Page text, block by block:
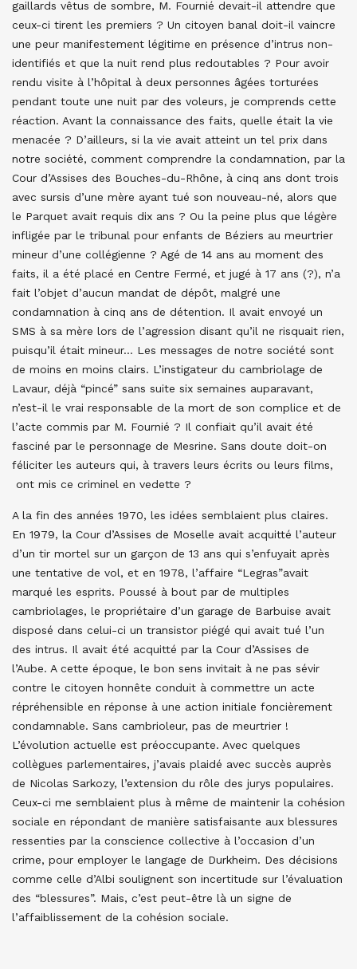
gaillards vêtus de sombre, M. Fournié devait-il attendre que
ceux-ci tirent les premiers ? Un citoyen banal doit-il vaincre
une peur manifestement légitime en présence d’intrus non-
identifiés et que la nuit rend plus redoutables ? Pour avoir
rendu visite à l’hôpital à deux personnes âgées torturées
pendant toute une nuit par des voleurs, je comprends cette
réaction. Avant la connaissance des faits, quelle était la vie
menacée ? D’ailleurs, si la vie avait atteint un tel prix dans
notre société, comment comprendre la condamnation, par la
Cour d’Assises des Bouches-du-Rhône, à cinq ans dont trois
avec sursis d’une mère ayant tué son nouveau-né, alors que
le Parquet avait requis dix ans ? Ou la peine plus que légère
infligée par le tribunal pour enfants de Béziers au meurtrier
mineur d’une collégienne ? Agé de 14 ans au moment des
faits, il a été placé en Centre Fermé, et jugé à 17 ans (?), n’a
fait l’objet d’aucun mandat de dépôt, malgré une
condamnation à cinq ans de détention. Il avait envoyé un
SMS à sa mère lors de l’agression disant qu’il ne risquait rien,
puisqu’il était mineur… Les messages de notre société sont
de moins en moins clairs. L’instigateur du cambriolage de
Lavaur, déjà “pincé” sans suite six semaines auparavant,
n’est-il le vrai responsable de la mort de son complice et de
l’acte commis par M. Fournié ? Il confiait qu’il avait été
fasciné par le personnage de Mesrine. Sans doute doit-on
féliciter les auteurs qui, à travers leurs écrits ou leurs films,
ont mis ce criminel en vedette ?
A la fin des années 1970, les idées semblaient plus claires.
En 1979, la Cour d’Assises de Moselle avait acquitté l’auteur
d’un tir mortel sur un garçon de 13 ans qui s’enfuyait après
une tentative de vol, et en 1978, l’affaire “Legras”avait
marqué les esprits. Poussé à bout par de multiples
cambriolages, le propriétaire d’un garage de Barbuise avait
disposé dans celui-ci un transistor piégé qui avait tué l’un
des intrus. Il avait été acquitté par la Cour d’Assises de
l’Aube. A cette époque, le bon sens invitait à ne pas sévir
contre le citoyen honnête conduit à commettre un acte
répréhensible en réponse à une action initiale foncièrement
condamnable. Sans cambrioleur, pas de meurtrier !
L’évolution actuelle est préoccupante. Avec quelques
collègues parlementaires, j’avais plaidé avec succès auprès
de Nicolas Sarkozy, l’extension du rôle des jurys populaires.
Ceux-ci me semblaient plus à même de maintenir la cohésion
sociale en répondant de manière satisfaisante aux blessures
ressenties par la conscience collective à l’occasion d’un
crime, pour employer le langage de Durkheim. Des décisions
comme celle d’Albi soulignent son incertitude sur l’évaluation
des “blessures”. Mais, c’est peut-être là un signe de
l’affaiblissement de la cohésion sociale.